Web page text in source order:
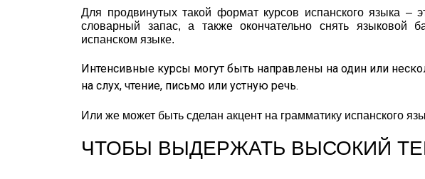
Для продвинутых такой формат курсов испанского языка –
словарный запас, а также окончательно снять языковой
испанском языке.
Интенсивные курсы могут быть направлены на один или
на слух, чтение, письмо или устную речь.
Или же может быть сделан акцент на грамматику испанского
ЧТОБЫ ВЫДЕРЖАТЬ ВЫСОКИЙ